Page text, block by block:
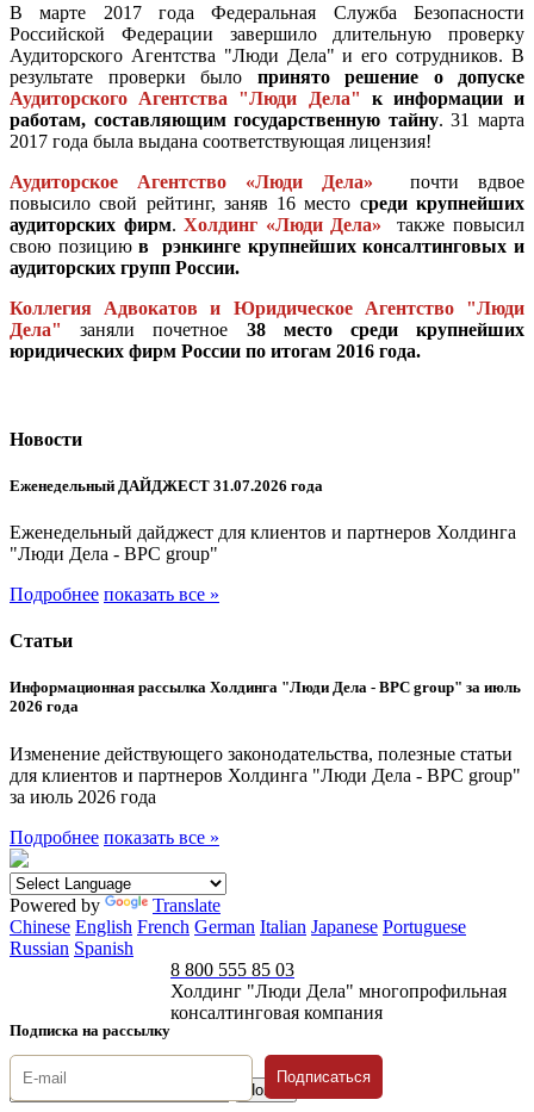
В марте 2017 года Федеральная Служба Безопасности
Российской Федерации завершило длительную проверку
Аудиторского Агентства "Люди Дела" и его сотрудников. В
результате проверки было принято решение о допуске
Аудиторского Агентства "Люди Дела" к информации и
работам, составляющим государственную тайну. 31 марта
2017 года была выдана соответствующая лицензия!
Аудиторское Агентство «Люди Дела» почти вдвое
повысило свой рейтинг, заняв 16 место среди крупнейших
аудиторских фирм.Холдинг «Люди Дела» также повысил
свою позициюв рэнкинге крупнейших консалтинговых и
аудиторских групп России.
Коллегия Адвокатов и Юридическое Агентство "Люди
Дела"
заняли почетное 38 место среди крупнейших
юридических фирм России по итогам 2016 года.
Новости
Еженедельный ДАЙДЖЕСТ 31.07.2026 года
Еженедельный дайджест для клиентов и партнеров Холдинга
"Люди Дела - BPC group"
Подробнее показать все »
Статьи
Информационная рассылка Холдинга "Люди Дела - BPC group" за июль
2026 года
Изменение действующего законодательства, полезные статьи
для клиентов и партнеров Холдинга "Люди Дела - BPC group"
за июль 2026 года
Подробнее показать все »
Powered by
Translate
Chinese English French German Italian Japanese Portuguese
Russian Spanish
Подписка на рассылку
8 800 555 85 03
Холдинг "Люди Дела" многопрофильная
консалтинговая компания
Подписаться